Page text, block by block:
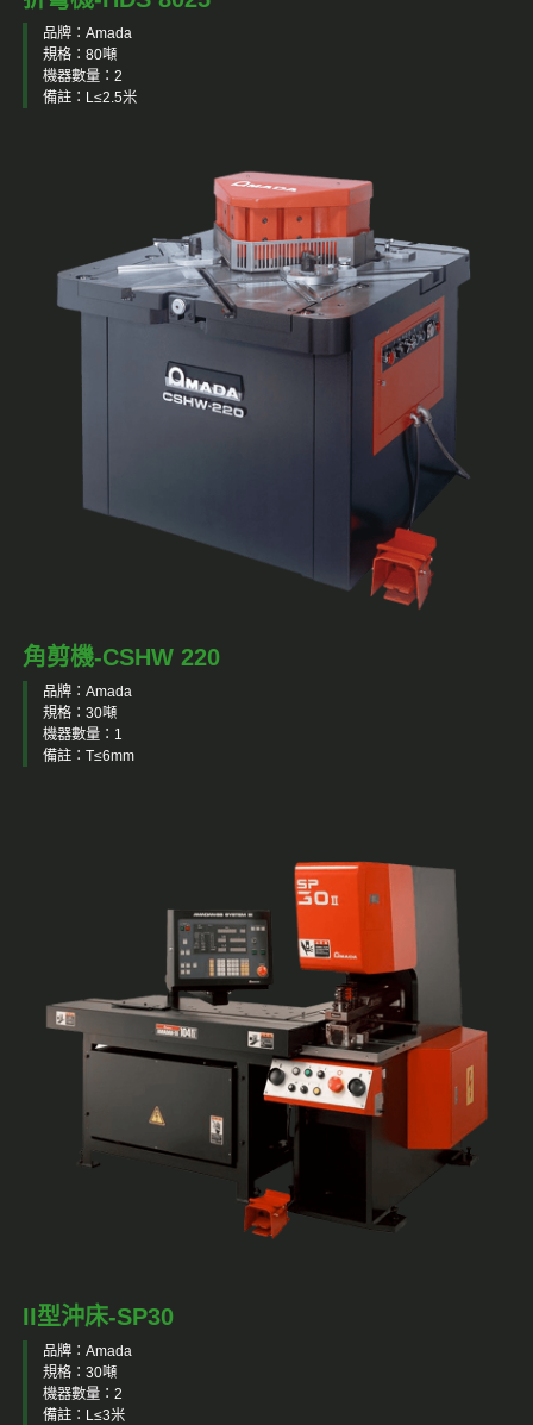
品牌：Amada
規格：80噸
機器數量：2
備註：L≤2.5米
角剪機-CSHW 220
品牌：Amada
規格：30噸
機器數量：1
備註：T≤6mm
II型沖床-SP30
品牌：Amada
規格：30噸
機器數量：2
備註：L≤3米